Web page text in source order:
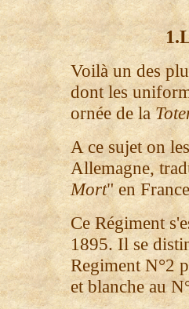
Voilà un des
dont les
ornée de la
A ce sujet on
Allemagne,
Mort" en
Ce Régiment
1895. Il se
Regiment N°2
et blanche au